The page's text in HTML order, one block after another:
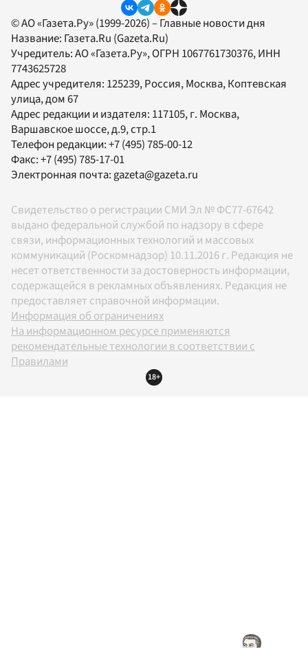
© АО «Газета.Ру» (1999-2026) – Главные новости дня
Название: Газета.Ru (Gazeta.Ru)
Учредитель:АО «Газета.Ру», ОГРН 1067761730376, ИНН
7743625728
Адрес учредителя: 125239, Россия, Москва, Коптевская
улица, дом 67
Адрес редакции и издателя: 117105, г. Москва,
Варшавское шоссе, д.9, стр.1
Телефон редакции:+7 (495) 785-00-12
Факс:+7 (495) 785-17-01
Электронная почта:gazeta@gazeta.ru
Свидетельство о регистрации СМИ Эл № ФС77-67642
выдано федеральной службой по надзору в сфере
связи, информационных технологий и массовых
коммуникаций (Роскомнадзор) 10.11.2016 г. Редакция не
несет ответственности за достоверность информации,
содержащейся в рекламных объявлениях. Редакция не
предоставляет справочной информации.
Информация об ограничениях
На информационном ресурсе применяются
рекомендательные технологии в соответствии с
Правилами
18+